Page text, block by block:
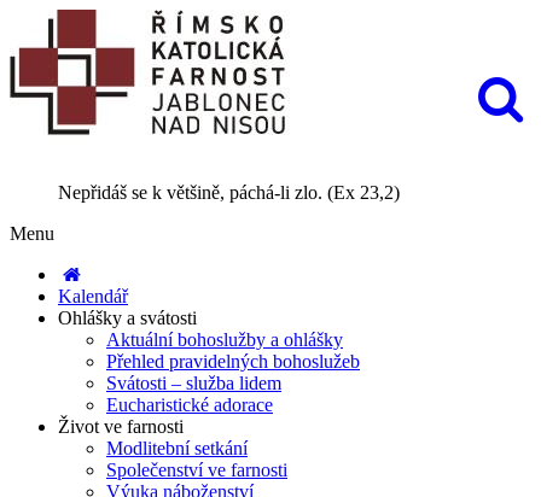
Nepřidáš se k většině, páchá-li zlo. (Ex 23,2)
Menu
Kalendář
Ohlášky a svátosti
Aktuální bohoslužby a ohlášky
Přehled pravidelných bohoslužeb
Svátosti – služba lidem
Eucharistické adorace
Život ve farnosti
Modlitební setkání
Společenství ve farnosti
Výuka náboženství